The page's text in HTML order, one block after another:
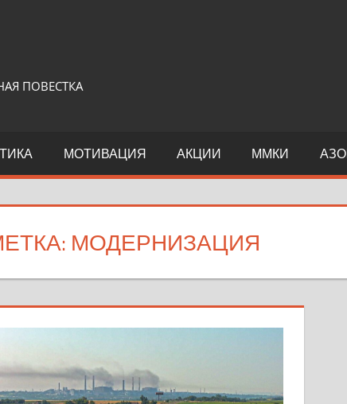
ПОВЕСТКА
МОТИВАЦИЯ АКЦИИ ММКИ
МОДЕРНИЗАЦИЯ